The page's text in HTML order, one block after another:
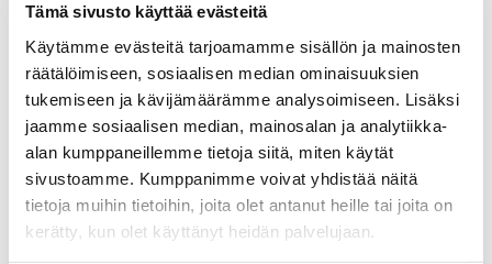
Tämä sivusto käyttää evästeitä
Käytämme evästeitä tarjoamamme sisällön ja mainosten
räätälöimiseen, sosiaalisen median ominaisuuksien
tukemiseen ja kävijämäärämme analysoimiseen. Lisäksi
jaamme sosiaalisen median, mainosalan ja analytiikka-
alan kumppaneillemme tietoja siitä, miten käytät
sivustoamme. Kumppanimme voivat yhdistää näitä
tietoja muihin tietoihin, joita olet antanut heille tai joita on
kerätty, kun olet käyttänyt heidän palvelujaan.
Myyntitiimi: ravintola@tampere-talo.fi ja +358 50 388
71 55 (ma-pe 13.00-15.00)
LounasMenuTampere-talon tapahtumatOta yhteyttä